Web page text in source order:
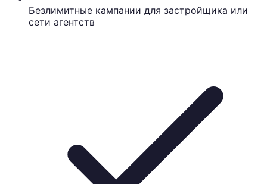
Безлимитные кампании для застройщика или
сети агентств